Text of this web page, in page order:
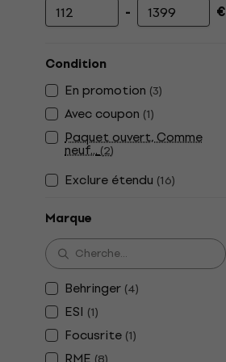
Prix minimum
- Prix maximum
€
Condition
En promotion (3)
Avec coupon (1)
Paquet ouvert, Comme
neuf...(2)
Exclure étendu (16)
Marque
Behringer (4)
ESI (1)
Focusrite (1)